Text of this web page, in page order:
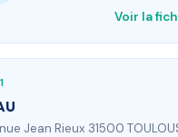
Voir la
Jean Rieux 31500